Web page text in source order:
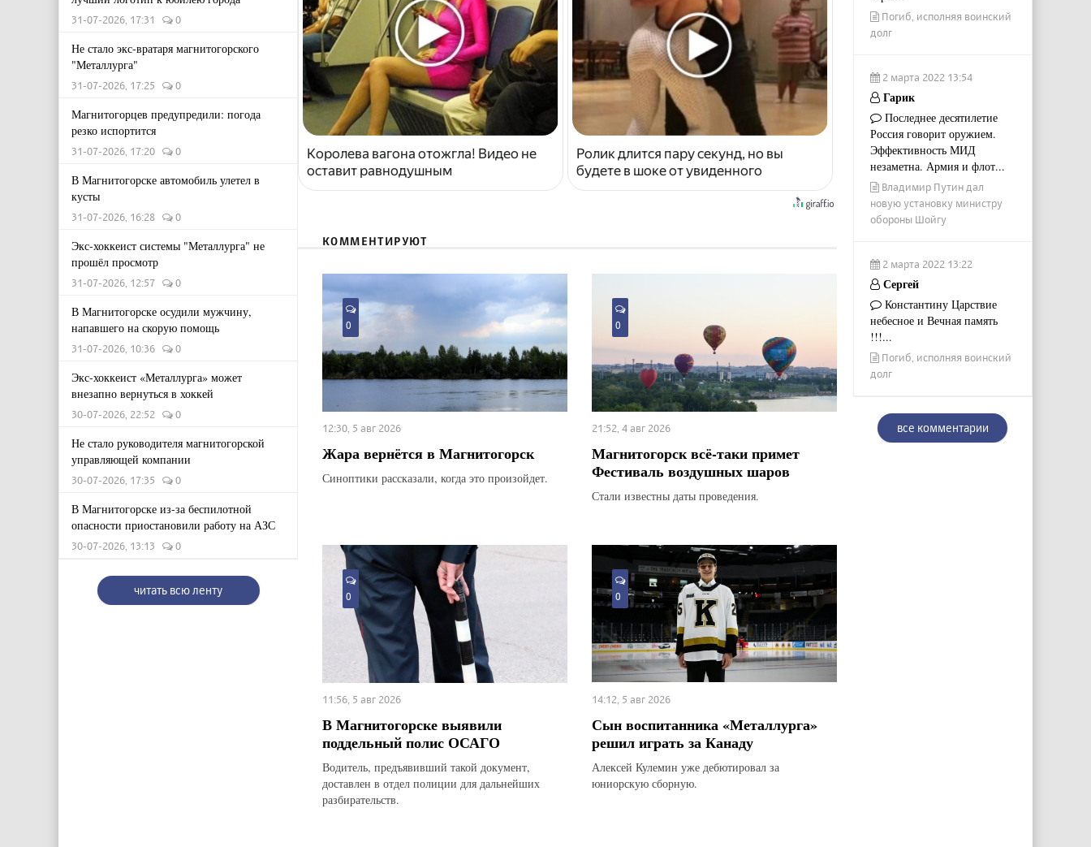
31-07-2026, 17:31 0
Не стало экс-вратаря магнитогорского
"Металлурга"
31-07-2026, 17:25 0
Магнитогорцев предупредили: погода
резко испортится
31-07-2026, 17:20 0
В Магнитогорске автомобиль улетел в
кусты
31-07-2026, 16:28 0
Экс-хоккеист системы "Металлурга" не
прошёл просмотр
31-07-2026, 12:57 0
В Магнитогорске осудили мужчину,
напавшего на скорую помощь
31-07-2026, 10:36 0
Экс-хоккеист «Металлурга» может
внезапно вернуться в хоккей
30-07-2026, 22:52 0
Не стало руководителя магнитогорской
управляющей компании
30-07-2026, 17:35 0
В Магнитогорске из-за беспилотной
опасности приостановили работу на АЗС
30-07-2026, 13:13 0
читать всю ленту
Королева вагона отожгла! Видео не
оставит равнодушным
Ролик длится пару секунд, но вы
будете в шоке от увиденного
КОММЕНТИРУЮТ
0
12:30, 5 авг 2026
Жара вернётся в Магнитогорск
Синоптики рассказали, когда это произойдет.
0
21:52, 4 авг 2026
Магнитогорск всё-таки примет
Фестиваль воздушных шаров
Стали известны даты проведения.
0
11:56, 5 авг 2026
В Магнитогорске выявили
поддельный полис ОСАГО
Водитель, предъявивший такой документ,
доставлен в отдел полиции для дальнейших
разбирательств.
0
14:12, 5 авг 2026
Сын воспитанника «Металлурга»
решил играть за Канаду
Алексей Кулемин уже дебютировал за
юниорскую сборную.
Погиб, исполняя воинский
долг
2 марта 2022 13:54
Гарик
Последнее десятилетие
Россия говорит оружием.
Эффективность МИД
незаметна. Армия и флот...
Владимир Путин дал
новую установку министру
обороны Шойгу
2 марта 2022 13:22
Сергей
Константину Царствие
небесное и Вечная память
!!!...
Погиб, исполняя воинский
долг
все комментарии